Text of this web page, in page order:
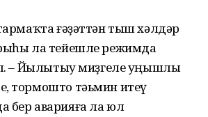
ғәҙәттән тыш хәлдәр
ла тейешле режимда
– Йылытыу миҙгеле уңышлы
тормошто тәьмин итеү
бер аварияға ла юл